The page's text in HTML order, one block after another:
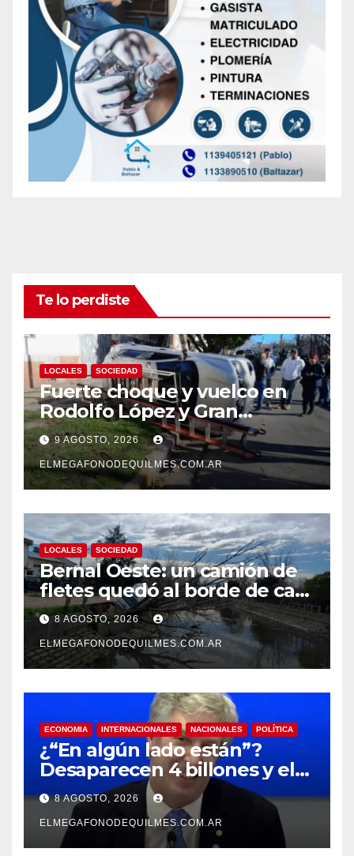
Te lo perdiste
LOCALES SOCIEDAD
Fuerte choque y vuelco en
Rodolfo López y Gran
Canaria, Quilmes Oeste
9 AGOSTO, 2026
ELMEGAFONODEQUILMES.COM.AR
LOCALES SOCIEDAD
Bernal Oeste: un camión de
fletes quedó al borde de caer
al arroyo Las Piedras
8 AGOSTO, 2026
ELMEGAFONODEQUILMES.COM.AR
ECONOMIA INTERNACIONALES NACIONALES POLÍTICA
¿“En algún lado están”?
Desaparecen 4 billones y el
presidente del BCRA
responde con una risita
8 AGOSTO, 2026
ELMEGAFONODEQUILMES.COM.AR